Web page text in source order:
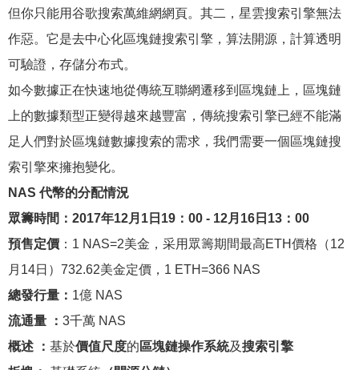
但你只能用谷歌搜索萬維網網頁。其二，星雲搜索引擎無法
作惡。它是去中心化區塊鏈搜索引擎，算法開源，計算透明
可驗證，存儲分布式。
如今數據正在快速地從傳統互聯網遷移到區塊鏈上，區塊鏈
上的數據類型正變得越來越豐富，傳統搜索引擎已經不能滿
足人們對於區塊鏈數據搜索的需求，我們需要一個區塊鏈搜
索引擎來擁抱變化。
NAS 代幣的分配情況
眾籌時間：2017年12月1日19：00 - 12月16日13：00
預售定價 ：1 NAS=2美金，采用眾籌期間最高ETH價格（12
月14日）732.62美金定價，1 ETH=366 NAS
總發行量： 1億 NAS
流通量 ： 3千萬 NAS
概述 ： 基於價值尺度的 區塊鏈操作系統及搜索引擎